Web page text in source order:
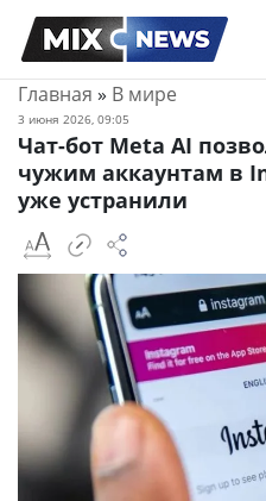
Главная » В мире
3 июня 2026, 09:05
Чат-бот Meta AI
чужим аккаунтам в
уже устранили